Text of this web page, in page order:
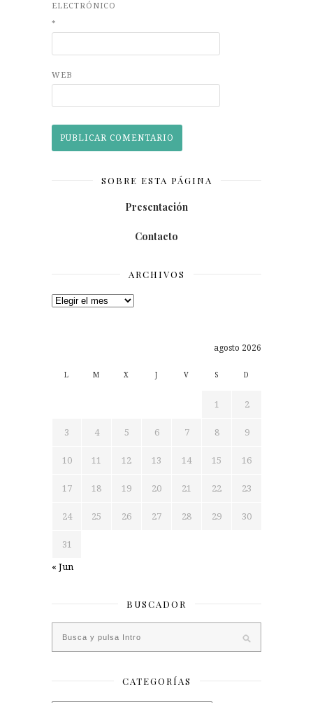
ELECTRÓNICO
*
WEB
SOBRE ESTA PÁGINA
Presentación
Contacto
ARCHIVOS
Archivos
agosto 2026
L M X J V S D
1 2
3 4 5 6 7 8 9
10 11 12 13 14 15 16
17 18 19 20 21 22 23
24 25 26 27 28 29 30
31
« Jun
BUSCADOR
CATEGORÍAS